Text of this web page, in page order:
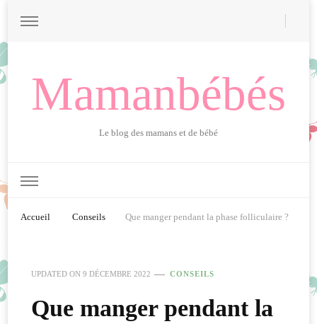
Mamanbébés
Le blog des mamans et de bébé
Accueil Conseils Que manger pendant la phase folliculaire ?
UPDATED ON 9 DÉCEMBRE 2022 CONSEILS
Que manger pendant la